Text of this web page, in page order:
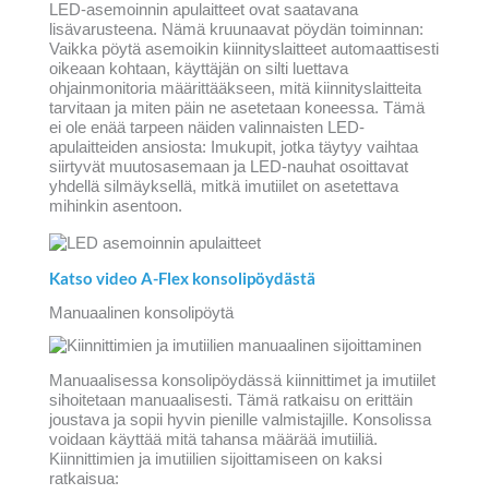
LED-asemoinnin apulaitteet ovat saatavana
lisävarusteena. Nämä kruunaavat pöydän toiminnan:
Vaikka pöytä asemoikin kiinnityslaitteet automaattisesti
oikeaan kohtaan, käyttäjän on silti luettava
ohjainmonitoria määrittääkseen, mitä kiinnityslaitteita
tarvitaan ja miten päin ne asetetaan koneessa. Tämä
ei ole enää tarpeen näiden valinnaisten LED-
apulaitteiden ansiosta: Imukupit, jotka täytyy vaihtaa
siirtyvät muutosasemaan ja LED-nauhat osoittavat
yhdellä silmäyksellä, mitkä imutiilet on asetettava
mihinkin asentoon.
Katso video A-Flex konsolipöydästä
Manuaalinen konsolipöytä
Manuaalisessa konsolipöydässä kiinnittimet ja imutiilet
sihoitetaan manuaalisesti. Tämä ratkaisu on erittäin
joustava ja sopii hyvin pienille valmistajille. Konsolissa
voidaan käyttää mitä tahansa määrää imutiiliä.
Kiinnittimien ja imutiilien sijoittamiseen on kaksi
ratkaisua: